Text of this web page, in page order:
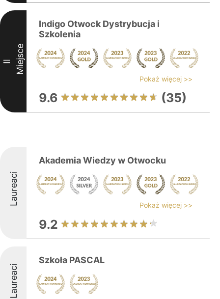
II Miejsce
Indigo Otwock Dystrybucja i
Szkolenia
Pokaż więcej >>
9.6 (35)
Laureaci
Akademia Wiedzy w Otwocku
Pokaż więcej >>
9.2
Laureaci
Szkoła PASCAL